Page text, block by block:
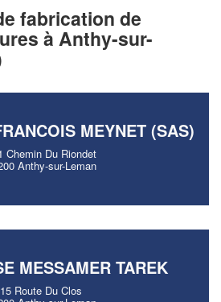
fabrication de
à Anthy-sur-
MEYNET (SAS)
Chemin Du Riondet
Anthy-sur-Leman
MESSAMER TAREK
15 Route Du Clos